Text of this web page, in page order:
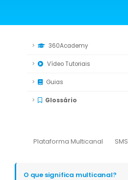
360Academy
Vídeo Tutoriais
Guias
Glossário
Plataforma Multicanal SMS
O que significa multicanal?